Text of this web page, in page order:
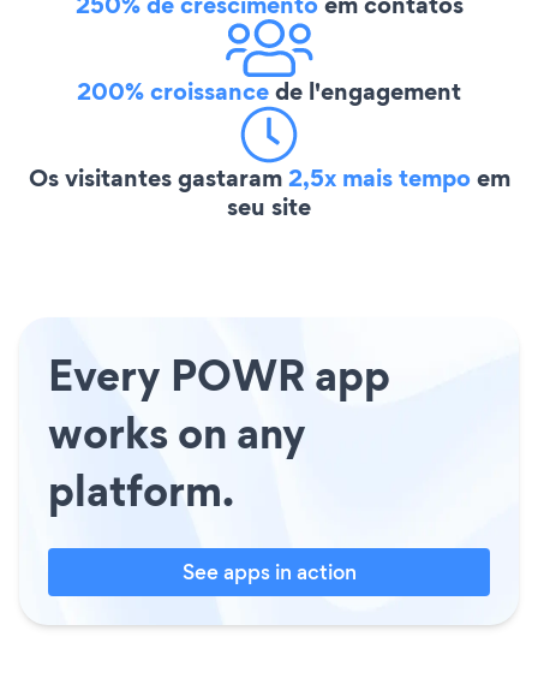
200% croissancede l'engagement
Os visitantes gastaram2,5x mais tempoem
seu site
Every POWR app
works on any
platform.
See apps in action